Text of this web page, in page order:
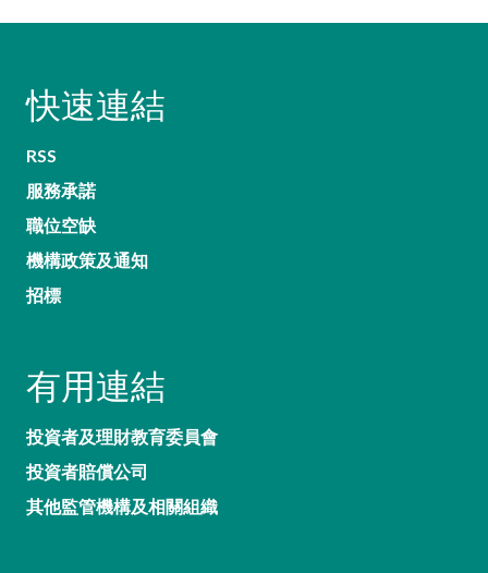
快速連結
RSS
服務承諾
職位空缺
機構政策及通知
招標
有用連結
投資者及理財教育委員會
投資者賠償公司
其他監管機構及相關組織